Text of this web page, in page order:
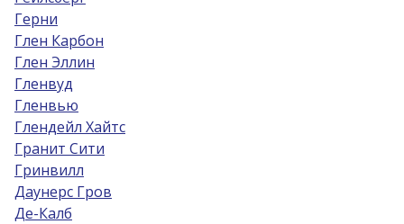
Герни
Глен Карбон
Глен Эллин
Гленвуд
Гленвью
Глендейл Хайтс
Гранит Сити
Гринвилл
Даунерс Гров
Де-Калб